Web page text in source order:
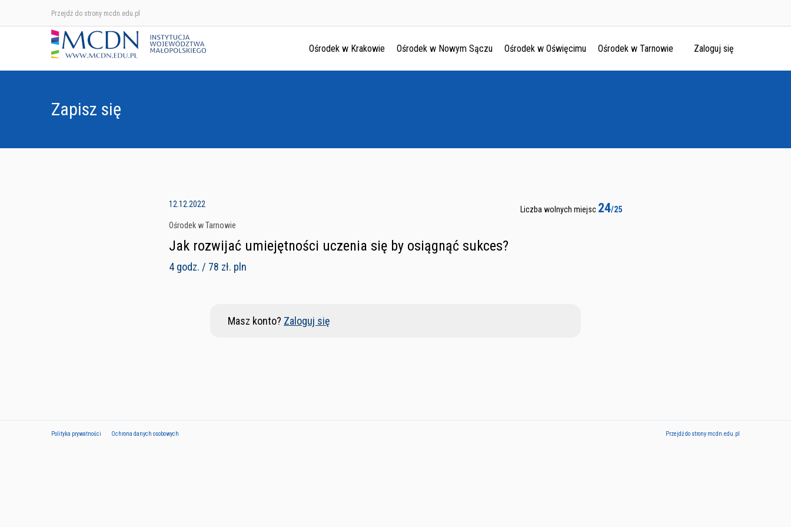
Przejdź do strony mcdn.edu.pl
Ośrodek w Krakowie Ośrodek w Nowym Sączu Ośrodek w Oświęcimu Ośrodek w Tarnowie Zaloguj się
Zapisz się
12.12.2022
Ośrodek w Tarnowie
Liczba wolnych miejsc 24/25
Jak rozwijać umiejętności uczenia się by osiągnąć sukces?
4 godz. / 78 zł. pln
Masz konto? Zaloguj się
Polityka prywatności Ochrona danych osobowych Przejdź do strony mcdn.edu.pl
Ośrodek w Krakowie